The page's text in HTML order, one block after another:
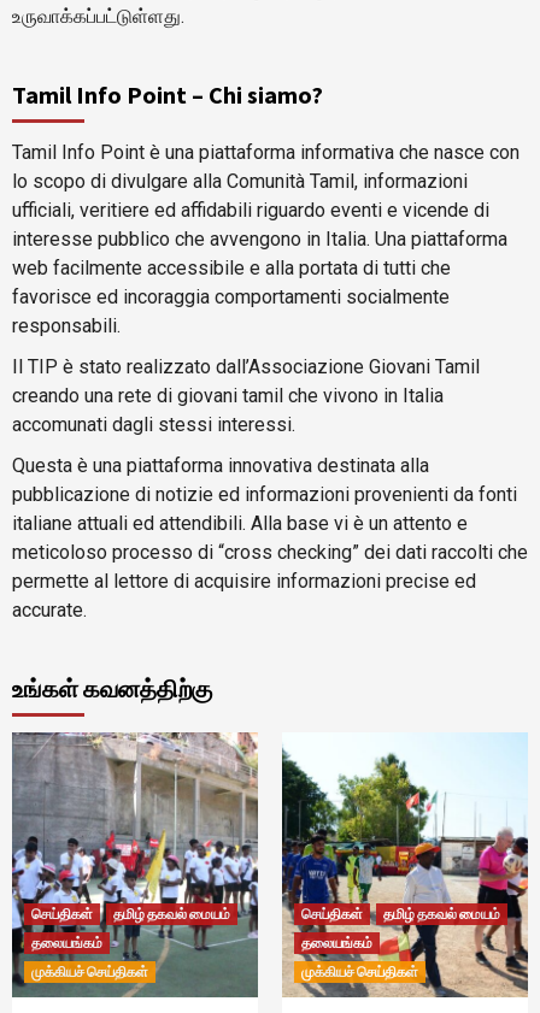
உருவாக்கப்பட்டுள்ளது.
Tamil Info Point – Chi siamo?
Tamil Info Point è una piattaforma informativa che nasce con
lo scopo di divulgare alla Comunità Tamil, informazioni
ufficiali, veritiere ed affidabili riguardo eventi e vicende di
interesse pubblico che avvengono in Italia. Una piattaforma
web facilmente accessibile e alla portata di tutti che
favorisce ed incoraggia comportamenti socialmente
responsabili.
Il TIP è stato realizzato dall’Associazione Giovani Tamil
creando una rete di giovani tamil che vivono in Italia
accomunati dagli stessi interessi.
Questa è una piattaforma innovativa destinata alla
pubblicazione di notizie ed informazioni provenienti da fonti
italiane attuali ed attendibili. Alla base vi è un attento e
meticoloso processo di “cross checking” dei dati raccolti che
permette al lettore di acquisire informazioni precise ed
accurate.
உங்கள் கவனத்திற்கு
செய்திகள்
தமிழ் தகவல் மையம்
தலையங்கம்
முக்கியச் செய்திகள்
செய்திகள்
தமிழ் தகவல் மையம்
தலையங்கம்
முக்கியச் செய்திகள்